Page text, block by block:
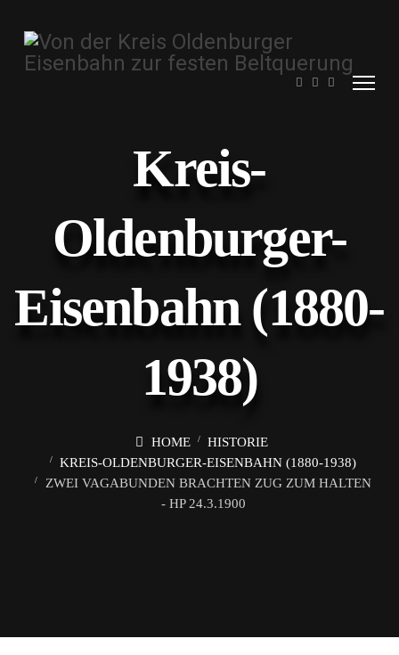
Kreis-
Oldenburger-
Eisenbahn (1880-
1938)
HOME
HISTORIE
KREIS-OLDENBURGER-EISENBAHN (1880-1938)
ZWEI VAGABUNDEN BRACHTEN ZUG ZUM HALTEN
- HP 24.3.1900